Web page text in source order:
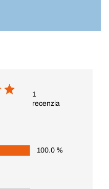
1
recenzia
100.0 %